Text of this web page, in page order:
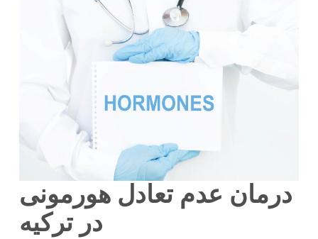
درمان عدم تعادل هورمونی
در ترکیه